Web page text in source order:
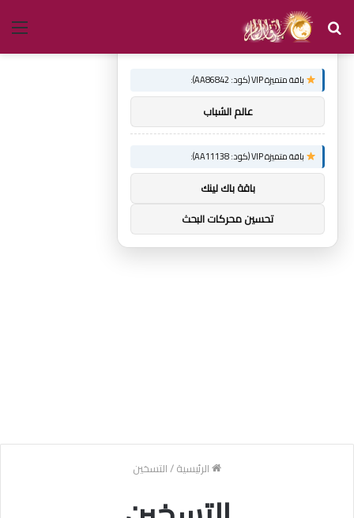
بحث
عن
الرئيسية/التسخين
توصيات :
باقة متميزة VIP (كود: AA86842):
عالم الشباب
باقة متميزة VIP (كود: AA11138):
باقة باك لينك
تحسين محركات البحث